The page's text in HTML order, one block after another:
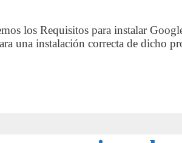
los Requisitos para instalar
una instalación correcta de dicho